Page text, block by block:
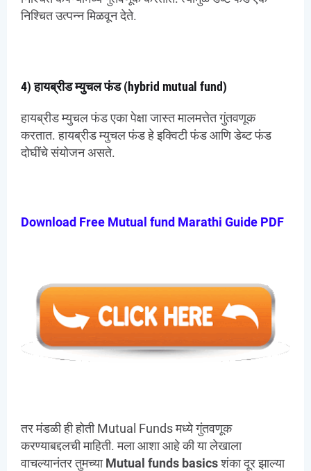
निश्चित उत्पन्न मिळवून देते.
4) हायब्रीड म्युचल फंड (hybrid mutual fund)
हायब्रीड म्युचल फंड एका पेक्षा जास्त मालमत्तेत गुंतवणूक
करतात. हायब्रीड म्युचल फंड हे इक्विटी फंड आणि डेब्ट फंड
दोघींचे संयोजन असते.
Download Free Mutual fund Marathi Guide PDF
तर मंडळी ही होती Mutual Funds मध्ये गुंतवणूक
करण्याबद्दलची माहिती. मला आशा आहे की या लेखाला
वाचल्यानंतर तुमच्याMutual funds basicsशंका दूर झाल्या